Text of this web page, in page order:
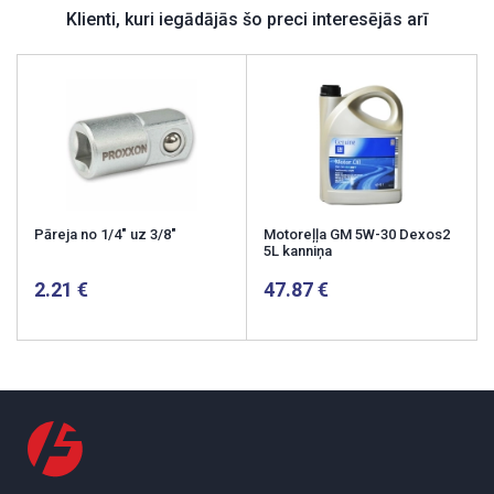
Klienti, kuri iegādājās šo preci interesējās arī
Pāreja no 1/4" uz 3/8"
2.21
Motoreļļa GM 5W-30 Dexos2
5L kanniņa
47.87